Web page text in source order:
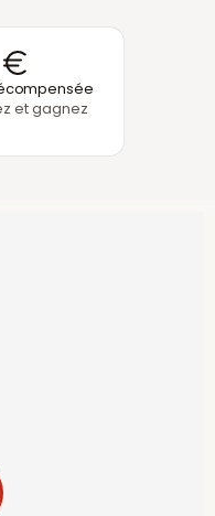
et gagnez